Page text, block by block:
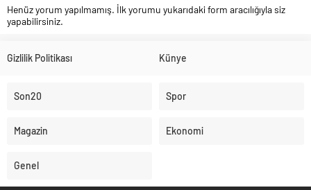
Henüz yorum yapılmamış. İlk yorumu yukarıdaki form aracılığıyla siz
yapabilirsiniz.
Gizlilik Politikası Künye
Son20 Spor
Magazin Ekonomi
Genel